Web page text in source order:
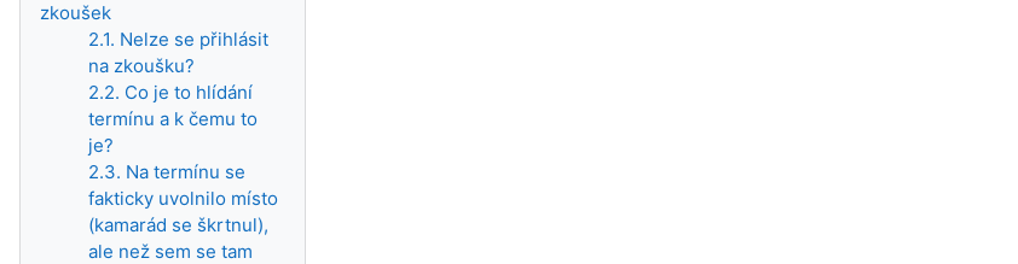
zkoušek
2.1. Nelze se přihlásit
na zkoušku?
2.2. Co je to hlídání
termínu a k čemu to
je?
2.3. Na termínu se
fakticky uvolnilo místo
(kamarád se škrtnul),
ale než sem se tam